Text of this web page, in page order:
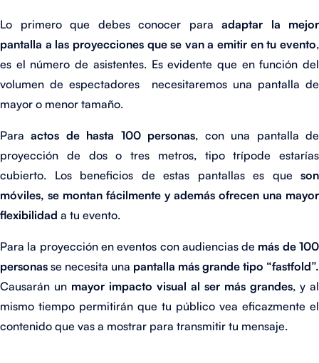
Lo primero que debes conocer para adaptar la mejor
pantalla a las proyecciones que se van a emitir en tu evento,
es el número de asistentes. Es evidente que en función del
volumen de espectadores necesitaremos una pantalla de
mayor o menor tamaño.
Paraactos de hasta 100 personas, con una pantalla de
proyección de dos o tres metros, tipo trípode estarías
cubierto. Los beneficios de estas pantallas es que son
móviles, se montan fácilmente y además ofrecen una mayor
flexibilidad a tu evento.
Para la proyección en eventos con audiencias de más de 100
personas se necesita una pantalla más grande tipo “fastfold”.
Causarán un mayor impacto visual al ser más grandes, y al
mismo tiempo permitirán que tu público vea eficazmente el
contenido que vas a mostrar para transmitir tu mensaje.